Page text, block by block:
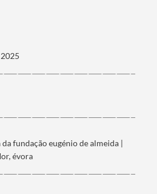
fundação eugénio de almeida |
évora